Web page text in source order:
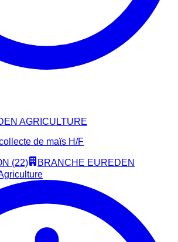
AGRICULTURE
de maïs H/F
(22)
BRANCHE EUREDEN